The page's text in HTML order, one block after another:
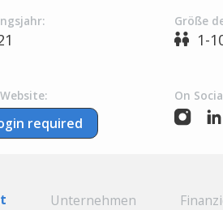
Größe
1-
required
On
Unternehmen